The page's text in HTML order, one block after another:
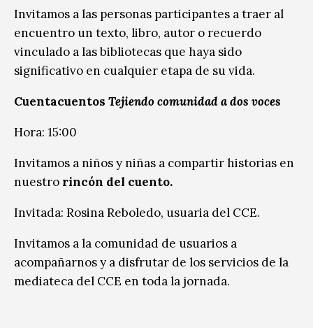
Invitamos a las personas participantes a traer al
encuentro un texto, libro, autor o recuerdo
vinculado a las bibliotecas que haya sido
significativo en cualquier etapa de su vida.
Cuentacuentos Tejiendo comunidad a dos voces
Hora: 15:00
Invitamos a niños y niñas a compartir historias en
nuestro rincón del cuento.
Invitada: Rosina Reboledo, usuaria del CCE.
Invitamos a la comunidad de usuarios a
acompañarnos y a disfrutar de los servicios de la
mediateca del CCE en toda la jornada.